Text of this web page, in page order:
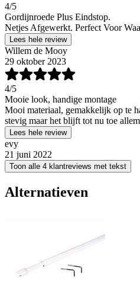
4/5
Gordijnroede Plus Eindstop.
Netjes Afgewerkt. Perfect Voor
Lees hele review
Willem de Mooy
29 oktober 2023
4/5
Mooie look, handige montage
Mooi materiaal, gemakkelijk op te
stevig maar het blijft tot nu toe
Lees hele review
evy
21 juni 2022
Toon alle 4 klantreviews met tekst
Alternatieven